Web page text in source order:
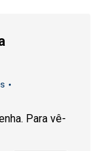
Para vê-